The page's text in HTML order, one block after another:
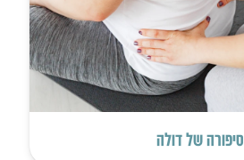
סיפורה של דולה